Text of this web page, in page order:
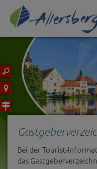
Bei der Tourist-
das